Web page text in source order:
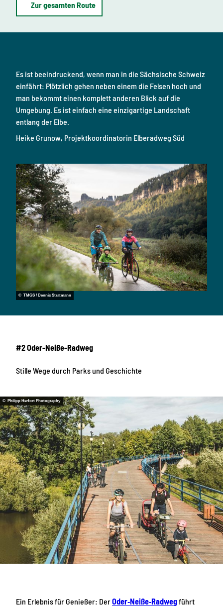
Zur gesamten Route
Es ist beeindruckend, wenn man in die Sächsische Schweiz
einfährt: Plötzlich gehen neben einem die Felsen hoch und
man bekommt einen komplett anderen Blick auf die
Umgebung. Es ist einfach eine einzigartige Landschaft
entlang der Elbe.
Heike Grunow, Projektkoordinatorin Elberadweg Süd
© TMGS / Dennis Stratmann
#2 Oder-Neiße-Radweg
Stille Wege durch Parks und Geschichte
© Philipp Herfort Photography
Ein Erlebnis für Genießer: DerOder‑Neiße‑Radwegführt